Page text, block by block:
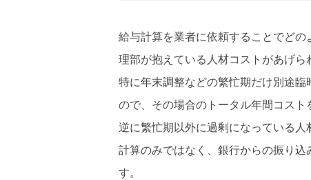
給与計算を業者に依頼することでど
理部が抱えている人材コストがあげら
特に年末調整などの繁忙期だけ別途
ので、その場合のトータル年間コスト
逆に繁忙期以外に過剰になっている人
計算のみではなく、銀行からの振り
す。